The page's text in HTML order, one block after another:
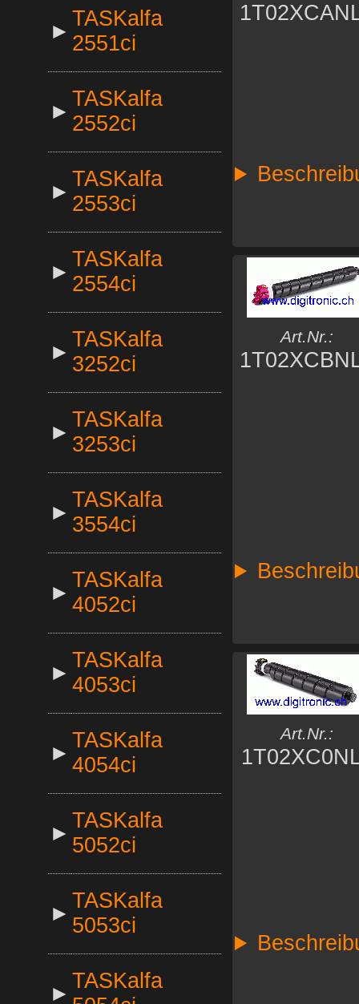
►
TASKalfa
2551ci
►
TASKalfa
2552ci
►
TASKalfa
2553ci
►
TASKalfa
2554ci
►
TASKalfa
3252ci
►
TASKalfa
3253ci
►
TASKalfa
3554ci
►
TASKalfa
4052ci
►
TASKalfa
4053ci
►
TASKalfa
4054ci
►
TASKalfa
5052ci
►
TASKalfa
5053ci
►
TASKalfa
Art.Nr.:
Art.Nr.: